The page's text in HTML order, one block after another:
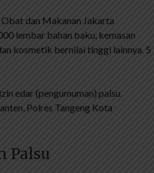
Obat dan Makanan Jakarta
lembar bahan baku, kemasan
kosmetik bernilai tinggi lainnya. 5
edar (pengumuman) palsu.
Polres Tangeng Kota
Palsu